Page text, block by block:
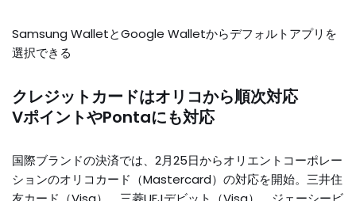
Samsung WalletとGoogle Walletからデフォルトアプリを
選択できる
クレジットカードはオリコから順次対応
VポイントやPontaにも対応
国際ブランドの決済では、2月25日からオリエントコーポレー
ションのオリコカード（Mastercard）の対応を開始。三井住